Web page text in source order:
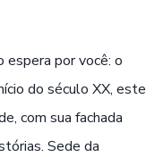
espera por você: o
do século XX, este
com sua fachada
Sede da